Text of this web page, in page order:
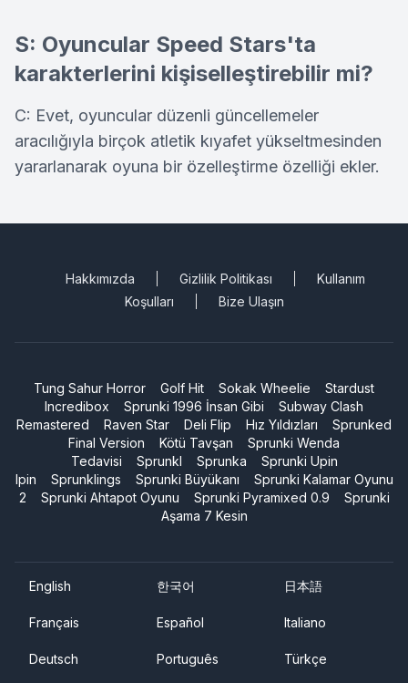
S: Oyuncular Speed Stars'ta
karakterlerini kişiselleştirebilir mi?
C: Evet, oyuncular düzenli güncellemeler
aracılığıyla birçok atletik kıyafet yükseltmesinden
yararlanarak oyuna bir özelleştirme özelliği ekler.
Hakkımızda Gizlilik Politikası
Kullanım
Koşulları
Bize Ulaşın
Tung Sahur Horror Golf Hit Sokak Wheelie
Stardust
Incredibox
Sprunki 1996 İnsan Gibi
Subway Clash
Remastered
Raven Star Deli Flip Hız Yıldızları
Sprunked
Final Version
Kötü Tavşan
Sprunki Wenda
Tedavisi
Sprunkl Sprunka
Sprunki Upin
Ipin
Sprunklings Sprunki Büyükanı
Sprunki Kalamar Oyunu
2
Sprunki Ahtapot Oyunu Sprunki Pyramixed 0.9
Sprunki
Aşama 7 Kesin
English 한국어 日本語
Français Español Italiano
Deutsch Português Türkçe